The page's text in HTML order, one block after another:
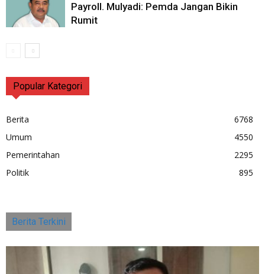
Payroll. Mulyadi: Pemda Jangan Bikin
Rumit
Popular Kategori
Berita
6768
Umum
4550
Pemerintahan
2295
Politik
895
Berita Terkini